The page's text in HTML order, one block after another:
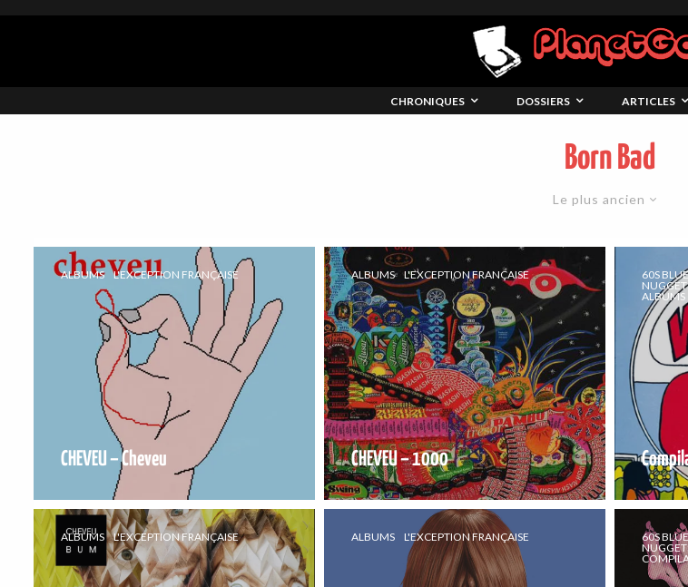
CHRONIQUES DOSSIERS ARTICLES
Born Bad
Le plus ancien
ALBUMS L'EXCEPTION FRANÇAISE
CHEVEU – Cheveu
ALBUMS L'EXCEPTION FRANÇAISE
CHEVEU – 1000
60S
ALBUMS
ALBUMS L'EXCEPTION FRANÇAISE ALBUMS L'EXCEPTION FRANÇAISE
60S